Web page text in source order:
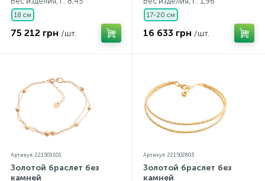
18 см
75 212 грн /шт.
17-20 см
16 633 грн /шт.
Артикул: 221501101
Золотой браслет без
камней
Артикул: 221502803
Золотой браслет без
камней